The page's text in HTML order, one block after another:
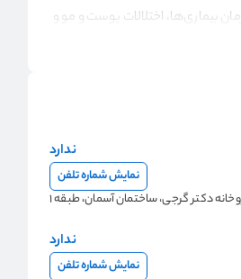
بیماری‌ها، اختلالات پوست و مو و
پزشکی و روش‌های درمانی
آنلاین ثبت کنید.
ندارد
نمایش شماره تلفن
دکتر گرجی، ساختمان آسمان، طبقه 1
ندارد
نمایش شماره تلفن